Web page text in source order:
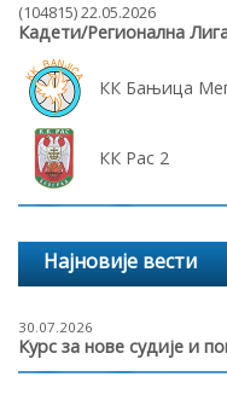
(104815) 22.05.2026
Кадети/Регионална
КК Бањица
КК Рас 2
Најновије вести
30.07.2026
Курс за нове судије и